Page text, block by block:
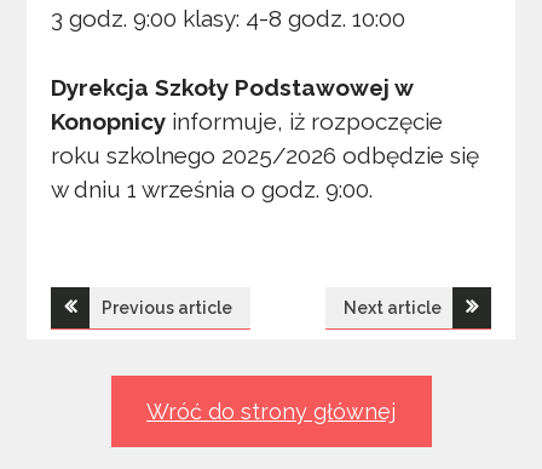
3 godz. 9:00 klasy: 4-8 godz. 10:00
Dyrekcja Szkoły Podstawowej w
Konopnicy informuje, iż rozpoczęcie
roku szkolnego 2025/2026 odbędzie się
w dniu 1 września o godz. 9:00.
Nawigacja
Previous article Next article
Wróć do strony głównej